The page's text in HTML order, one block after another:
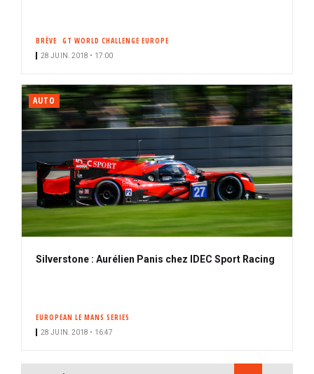
BRÈVE GT WORLD CHALLENGE EUROPE
28 JUIN. 2018 • 17:00
AUTO
Silverstone : Aurélien Panis chez IDEC Sport Racing
EUROPEAN LE MANS SERIES
28 JUIN. 2018 • 16:47